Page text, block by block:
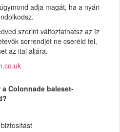
adja magát, ha a nyári
szerint változtathatsz az íz
sorrendjét ne cseréld fel,
az ital aljára.
Colonnade baleset-